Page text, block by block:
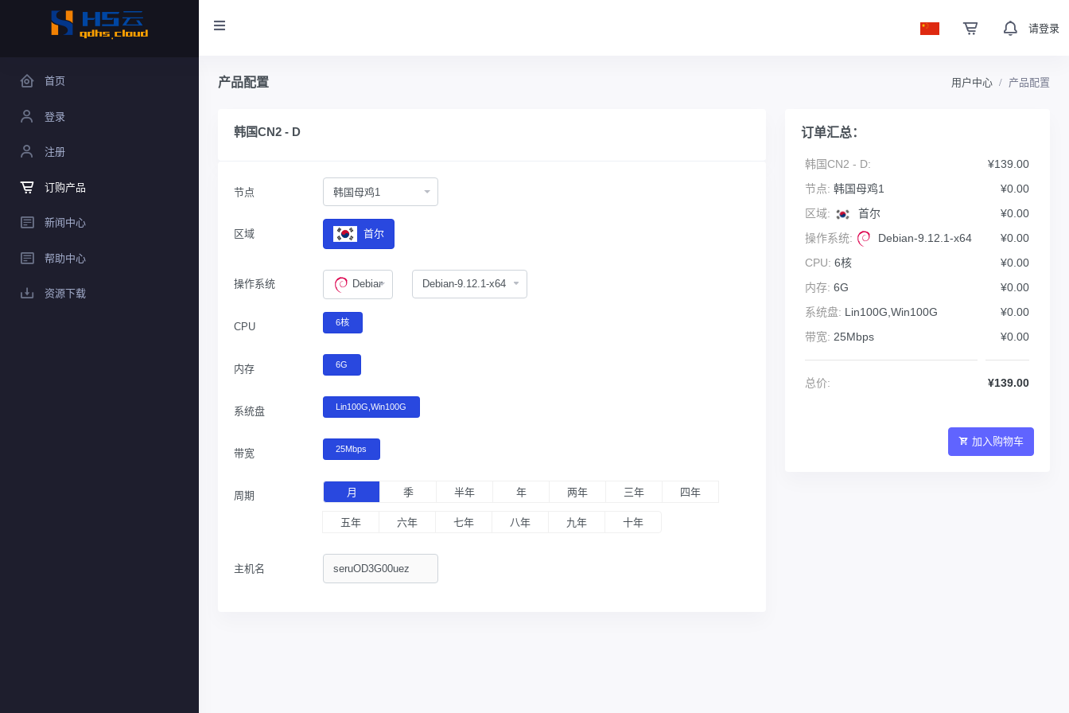
请登录
首页
登录
注册
订购产品
新闻中心
帮助中心
资源下载
产品配置 用户中心 产品配置
韩国CN2 - D
节点 韩国母鸡1
区域 首尔
操作系统 Debian
CPU 6核
内存 6G
系统盘 Lin100G,Win100G
带宽 25Mbps
周期 月 季 半年 年 两年 三年 四年
五年 六年 七年 八年 九年 十年
主机名
订单汇总：
韩国CN2 - D:
¥139.00
节点: 韩国母鸡1
¥0.00
区域:
首尔
¥0.00
操作系统:
Debian-9.12.1-x64
¥0.00
CPU: 6核
¥0.00
内存: 6G
¥0.00
系统盘: Lin100G,Win100G
¥0.00
带宽: 25Mbps ¥0.00
总价: ¥139.00
加入购物车